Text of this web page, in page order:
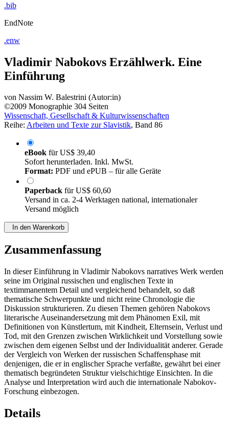
.bib
EndNote
.enw
Vladimir Nabokovs Erzählwerk. Eine
Einführung
von Nassim W. Balestrini (Autor:in)
©2009 Monographie 304 Seiten
Wissenschaft, Gesellschaft & Kulturwissenschaften
Reihe: Arbeiten und Texte zur Slavistik, Band 86
eBook fürUS$ 39,40
Sofort herunterladen. Inkl. MwSt.
Format: PDF und ePUB – für alle Geräte
Paperback fürUS$ 60,60
Versand in ca. 2-4 Werktagen national, internationaler
Versand möglich
In den Warenkorb
Zusammenfassung
In dieser Einführung in Vladimir Nabokovs narratives Werk werden
seine im Original russischen und englischen Texte in
textimmanentem Detail und vergleichend behandelt, so daß
thematische Schwerpunkte und nicht reine Chronologie die
Diskussion strukturieren. Zu diesen Themen gehören Nabokovs
literarische Auseinandersetzung mit dem Phänomen Exil, mit
Definitionen von Künstlertum, mit Kindheit, Elternsein, Verlust und
Tod, mit den Grenzen zwischen Wirklichkeit und Vorstellung sowie
zwischen dem eigenen Selbst und der Individualität anderer. Gerade
der Vergleich von Werken der russischen Schaffensphase mit
denjenigen, die er in englischer Sprache verfaßte, gewährt bei einer
thematisch begründeten Struktur vielschichtige Einsichten. In die
Analyse und Interpretation wird auch die internationale Nabokov-
Forschung einbezogen.
Details